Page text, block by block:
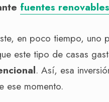
fuentes renovables
en poco tiempo, uno
este tipo de casas
. Así, esa
ese momento.